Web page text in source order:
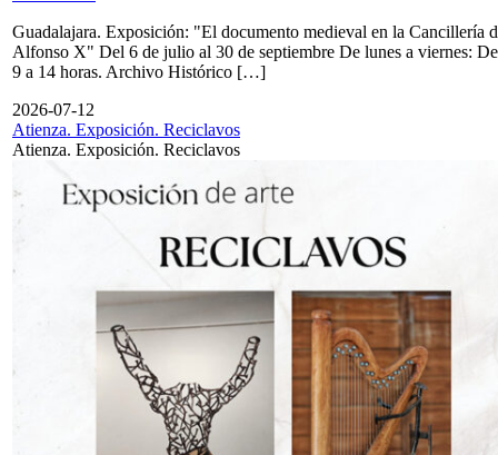
Guadalajara. Exposición: "El documento medieval en la Cancillería
Alfonso X" Del 6 de julio al 30 de septiembre De lunes a viernes: De
9 a 14 horas. Archivo Histórico […]
2026-07-12
Atienza. Exposición. Reciclavos
Atienza. Exposición. Reciclavos